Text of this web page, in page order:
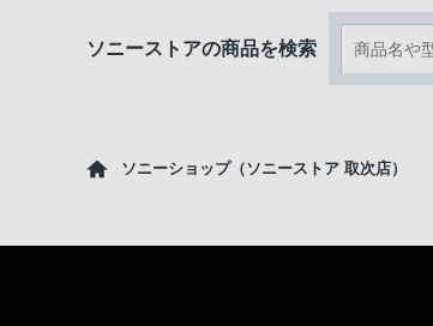
ソニーストアの商品を検索
ソニーショップ（ソニーストア 取次店）